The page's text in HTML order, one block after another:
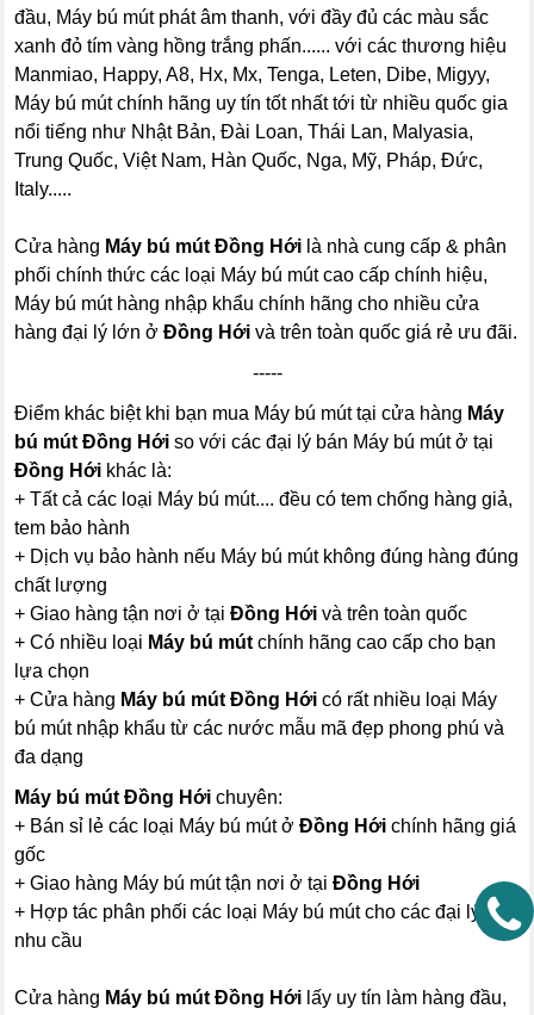
đầu, Máy bú mút phát âm thanh, với đầy đủ các màu sắc
xanh đỏ tím vàng hồng trắng phấn...... với các thương hiệu
Manmiao, Happy, A8, Hx, Mx, Tenga, Leten, Dibe, Migyy,
Máy bú mút chính hãng uy tín tốt nhất tới từ nhiều quốc gia
nổi tiếng như Nhật Bản, Đài Loan, Thái Lan, Malyasia,
Trung Quốc, Việt Nam, Hàn Quốc, Nga, Mỹ, Pháp, Đức,
Italy.....
Cửa hàng Máy bú mút Đồng Hới là nhà cung cấp & phân
phối chính thức các loại Máy bú mút cao cấp chính hiệu,
Máy bú mút hàng nhập khẩu chính hãng cho nhiều cửa
hàng đại lý lớn ởĐồng Hới và trên toàn quốc giá rẻ ưu đãi.
-----
Điểm khác biệt khi bạn mua Máy bú mút tại cửa hàng Máy
bú mút Đồng Hới so với các đại lý bán Máy bú mút ở tại
Đồng Hới khác là:
+ Tất cả các loại Máy bú mút.... đều có tem chống hàng giả,
tem bảo hành
+ Dịch vụ bảo hành nếu Máy bú mút không đúng hàng đúng
chất lượng
+ Giao hàng tận nơi ở tạiĐồng Hới và trên toàn quốc
+ Có nhiều loại Máy bú mút chính hãng cao cấp cho bạn
lựa chọn
+ Cửa hàng Máy bú mút Đồng Hới có rất nhiều loại Máy
bú mút nhập khẩu từ các nước mẫu mã đẹp phong phú và
đa dạng
Máy bú mút Đồng Hớichuyên:
+ Bán sỉ lẻ các loại Máy bú mút ởĐồng Hới chính hãng giá
gốc
+ Giao hàng Máy bú mút tận nơi ở tạiĐồng Hới
+ Hợp tác phân phối các loại Máy bú mút cho các đại lý có
nhu cầu
Cửa hàng Máy bú mút Đồng Hới lấy uy tín làm hàng đầu,